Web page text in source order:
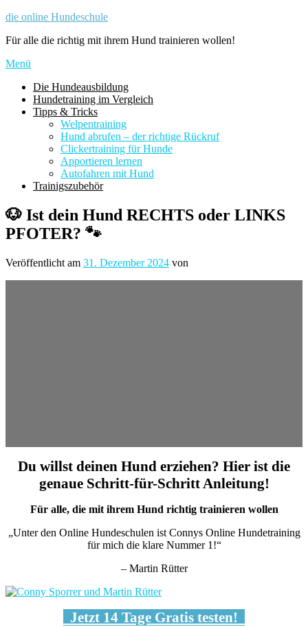
Zum
springen
die online Hundeschule
Für alle die richtig mit ihrem Hund trainieren wollen!
Menü
Die Hundeausbildung
Hundetraining im Vergleich
Tipps & Tricks
Welpentraining
Hund abrufen – der richtige Rückruf
Clickertraining für Hunde
Apportieren lernen
Autofahren mit Hund
Trainigszubehör
🐶 Ist dein Hund RECHTS oder LINKS
PFOTER? 🐾
Veröffentlicht am 31. Dezember 2024 von
Du willst deinen Hund erziehen? Hier ist die
genaue Schritt-für-Schritt Anleitung!
Für alle, die mit ihrem Hund richtig trainieren wollen
„Unter den Online Hundeschulen ist Connys Online Hundetraining
für mich die klare Nummer 1!“
– Martin Rütter
Jetzt 14 Tage Gratis testen!